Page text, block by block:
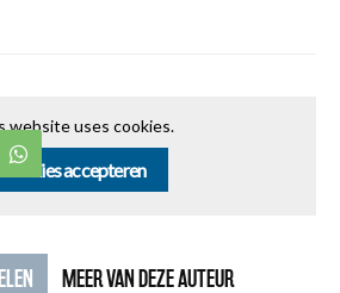
website uses cookies.
Cookies accepteren
MEER VAN DEZE AUTEUR